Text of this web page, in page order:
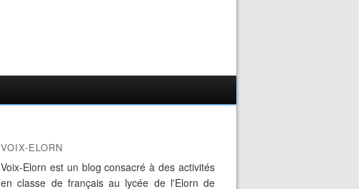
VOIX-ELORN
Voix-Elorn est un blog consacré à des activités
en classe de français au lycée de l'Elorn de